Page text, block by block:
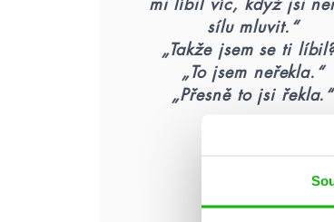
mi líbil víc, když jsi
sílu mluvit.“
„Takže jsem se ti
„To jsem neřekla.“
„Přesně to jsi řekla.“